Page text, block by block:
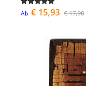
Ab € 15,93 € 17,90